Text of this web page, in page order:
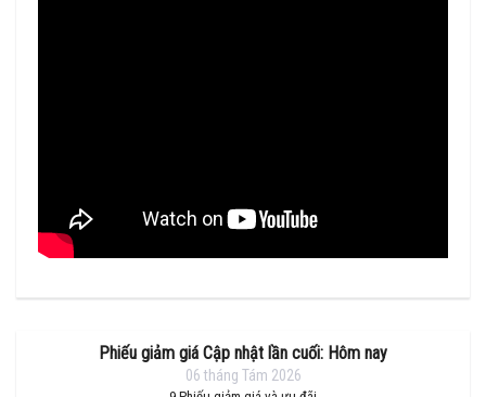
Phiếu giảm giá Cập nhật lần cuối: Hôm nay
06 tháng Tám 2026